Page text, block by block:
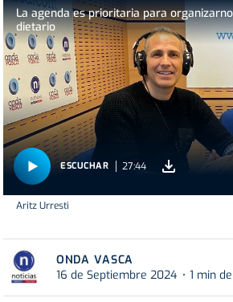
La agenda es prioritaria para
dietario
ESCUCHAR 27:44
Aritz Urresti
ONDA VASCA
16 de Septiembre 2024
1 min